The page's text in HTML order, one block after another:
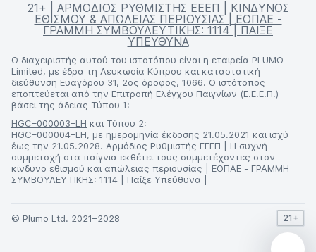
21+ | ΑΡΜΟΔΙΟΣ ΡΥΘΜΙΣΤΗΣ ΕΕΕΠ | ΚΙΝΔΥΝΟΣ
ΕΘΙΣΜΟΥ & ΑΠΩΛΕΙΑΣ ΠΕΡΙΟΥΣΙΑΣ | ΕΟΠΑΕ -
ΓΡΑΜΜΗ ΣΥΜΒΟΥΛΕΥΤΙΚΗΣ: 1114 | ΠΑΙΞΕ
ΥΠΕΥΘΥΝΑ
Ο διαχειριστής αυτού του ιστοτόπου είναι η εταιρεία PLUMO
Limited, με έδρα τη Λευκωσία Κύπρου και καταστατική
διεύθυνση Ευαγόρου 31, 2ος όροφος, 1066. Ο ιστότοπος
εποπτεύεται από την Επιτροπή Ελέγχου Παιγνίων (Ε.Ε.Ε.Π.)
βάσει της άδειας Τύπου 1:
HGC–000003–LH και Τύπου 2:
HGC–000004–LH, με ημερομηνία έκδοσης 21.05.2021 και ισχύ
έως την 21.05.2028. Αρμόδιος Ρυθμιστής ΕΕΕΠ | Η συχνή
συμμετοχή στα παίγνια εκθέτει τους συμμετέχοντες στον
κίνδυνο εθισμού και απώλειας περιουσίας | ΕΟΠΑΕ - ΓΡΑΜΜΗ
ΣΥΜΒΟΥΛΕΥΤΙΚΗΣ: 1114 | Παίξε Υπεύθυνα |
© Plumo Ltd. 2021–2028 21+